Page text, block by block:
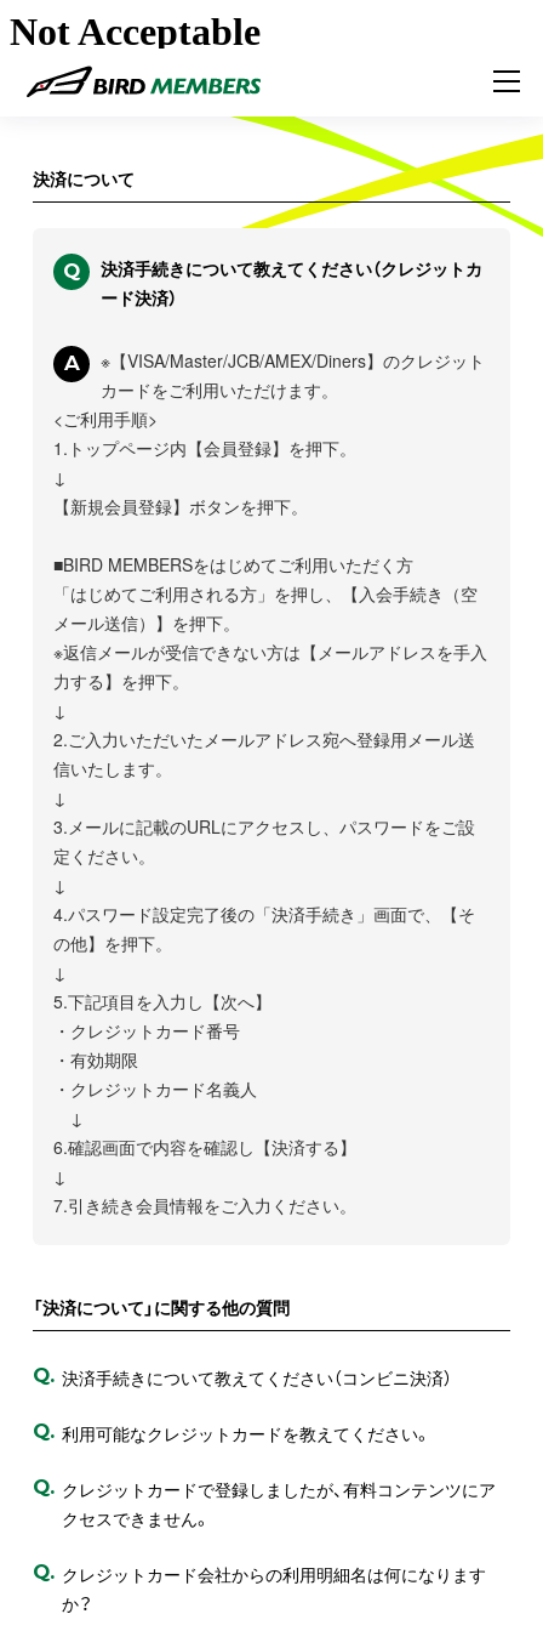
決済について
Q
決済手続きについて教えてください（クレジットカ
ード決済）
A
※【VISA/Master/JCB/AMEX/Diners】のクレジット
カードをご利用いただけます。
<ご利用手順>
1.トップページ内【会員登録】を押下。
↓
【新規会員登録】ボタンを押下。
■BIRD MEMBERSをはじめてご利用いただく方
「はじめてご利用される方」を押し、【入会手続き（空
メール送信）】を押下。
※返信メールが受信できない方は【メールアドレスを手入
力する】を押下。
↓
2.ご入力いただいたメールアドレス宛へ登録用メール送
信いたします。
↓
3.メールに記載のURLにアクセスし、パスワードをご設
定ください。
↓
4.パスワード設定完了後の「決済手続き」画面で、【そ
の他】を押下。
↓
5.下記項目を入力し【次へ】
・クレジットカード番号
・有効期限
・クレジットカード名義人
↓
6.確認画面で内容を確認し【決済する】
↓
7.引き続き会員情報をご入力ください。
「決済について」に関する他の質問
Q. 決済手続きについて教えてください（コンビニ決済）
Q. 利用可能なクレジットカードを教えてください。
Q. クレジットカードで登録しましたが、有料コンテンツにア
クセスできません。
Q. クレジットカード会社からの利用明細名は何になります
か？